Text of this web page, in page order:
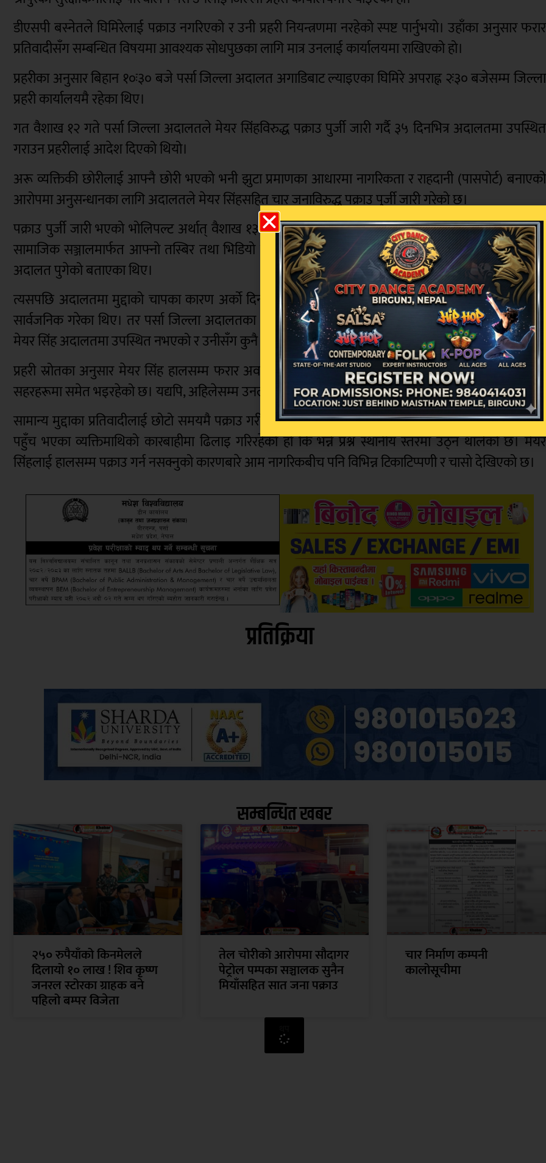
डीएसपी बस्नेतले घिमिरेलाई पक्राउ नगरिएको र उनी प्रहरी नियन्त्रणमा नरहेको स्पष्ट पार्नुभयो। उहाँका अनुसार फरार
प्रतिवादीसँग सम्बन्धित विषयमा आवश्यक सोधपुछका लागि मात्र उनलाई कार्यालयमा राखिएको हो।
प्रहरीका अनुसार बिहान १०ः३० बजे पर्सा जिल्ला अदालत अगाडिबाट ल्याइएका घिमिरे अपराह्न २ः३० बजेसम्म जिल्ला
प्रहरी कार्यालयमै रहेका थिए।
गत वैशाख १२ गते पर्सा जिल्ला अदालतले मेयर सिंहविरुद्ध पक्राउ पुर्जी जारी गर्दै ३५ दिनभित्र अदालतमा उपस्थित
गराउन प्रहरीलाई आदेश दिएको थियो।
अरू व्यक्तिकी छोरीलाई आफ्नै छोरी भएको भनी झुटा प्रमाणका आधारमा नागरिकता र राहदानी (पासपोर्ट) बनाएको
आरोपमा अनुसन्धानका लागि अदालतले मेयर सिंहसहित चार जनाविरुद्ध पक्राउ पुर्जी जारी गरेको छ।
पक्राउ पुर्जी जारी भएको भोलिपल्ट अर्थात् वैशाख १३ गते अदालत परिसरमा उपस्थित भएको दाबी गर्दै मेयर सिंहले
सामाजिक सञ्जालमार्फत आफ्नो तस्बिर तथा भिडियो सार्वजनिक गरेका थिए। उनले न्यायिक प्रक्रियामा सहयोग गर्न
अदालत पुगेको बताएका थिए।
त्यसपछि अदालतमा मुद्दाको चापका कारण अर्को दिन उपस्थित हुन कर्मचारीहरूले सुझाव दिएको दाबीसमेत उनले
सार्वजनिक गरेका थिए। तर पर्सा जिल्ला अदालतका श्रेस्तेदार प्रभाकर मल्लिकले विभिन्न सञ्चारमाध्यमसँग कुरा गर्दै
मेयर सिंह अदालतमा उपस्थित नभएको र उनीसँग कुनै भेटघाट नभएको स्पष्ट पार्नुभएको थियो।
प्रहरी स्रोतका अनुसार मेयर सिंह हालसम्म फरार अवस्थामै रहेका छन् र उनको खोजी नेपालसँगै सीमावर्ती भारतीय
सहरहरूमा समेत भइरहेको छ। यद्यपि, अहिलेसम्म उनलाई पक्राउ गर्न नसकिएको छ।
सामान्य मुद्दाका प्रतिवादीलाई छोटो समयमै पक्राउ गरी अदालतमा उपस्थित गराउने प्रहरीले राजनीतिक तथा आर्थिक
पहुँच भएका व्यक्तिमाथिको कारबाहीमा ढिलाइ गरिरहेको हो कि भन्ने प्रश्न स्थानीय स्तरमा उठ्न थालेको छ। मेयर
सिंहलाई हालसम्म पक्राउ गर्न नसक्नुको कारणबारे आम नागरिकबीच पनि विभिन्न टिकाटिप्पणी र चासो देखिएको छ।
प्रतिक्रिया
सम्बन्धित खबर
२५० रुपैयाँको किनमेलले
दिलायो १० लाख ! शिव कृष्ण
जनरल स्टोरका ग्राहक बने
पहिलो बम्पर विजेता
तेल चोरीको आरोपमा सौदागर
पेट्रोल पम्पका सञ्चालक सुनैन
मियाँसहित सात जना पक्राउ
चार निर्माण कम्पनी
कालोसूचीमा